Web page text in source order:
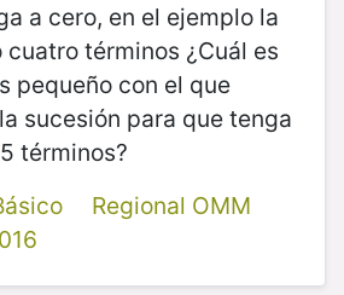
a cero, en el ejemplo la
términos ¿Cuál es
pequeño con el que
sucesión para que tenga
términos?
Regional OMM